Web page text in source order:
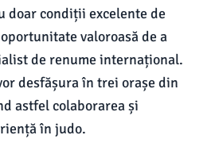
doar condiții excelente de
valoroasă de a
de renume internațional.
desfășura în trei orașe din
astfel colaborarea și
în judo.